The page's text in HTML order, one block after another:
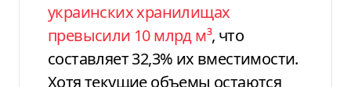
украинских хранилищах
превысили 10 млрд м³, что
составляет 32,3% их вместимости.
Хотя текущие объемы остаются